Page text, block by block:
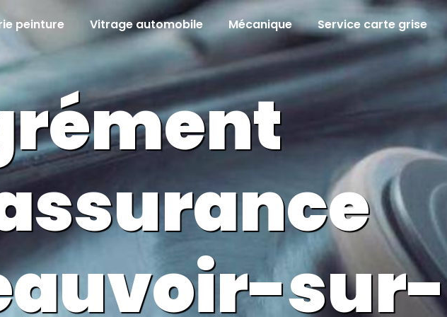
peinture Vitrage automobile Mécanique Service carte grise
sur-